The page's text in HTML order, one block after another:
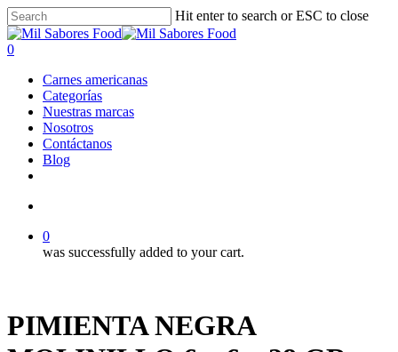
Skip
to
main
Hit enter to search or ESC to close
Close
Search
search
0
Carnes americanas
Categorías
Nuestras marcas
Nosotros
Contáctanos
Blog
0
was successfully added to your cart.
PIMIENTA NEGRA